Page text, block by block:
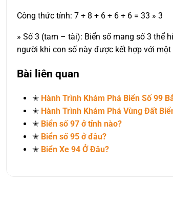
Công thức tính: 7 + 8 + 6 + 6 + 6 = 33 » 3
» Số 3 (tam – tài): Biển số mang số 3 thể
người khi con số này được kết hợp với
Bài liên quan
✭ Hành Trình Khám Phá Biển Số 99
✭ Hành Trình Khám Phá Vùng Đất
✭ Biển số 97 ở tỉnh nào?
✭ Biển số 95 ở đâu?
✭ Biển Xe 94 Ở Đâu?